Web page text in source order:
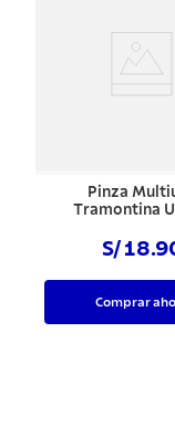
Pinza
Tramontina
S/
Comprar